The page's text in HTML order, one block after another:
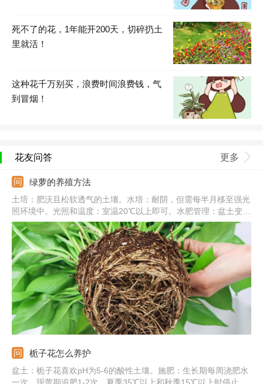
死不了的花，1年能开200天，切碎扔土
里就活！
这种花千万别买，浪费时间浪费钱，气
到冒烟！
花友问答 更多
绿萝的养殖方法
土培：肥沃且松软透气的土壤。水培：耐阴，但需每半月移至强光
照环境中。光照和温度：室温20℃以上即可。水肥管理：盆土变干
需要及时浇水，一次浇透，秋冬减少浇水和施肥。常见病害：炭疽
病、根腐病、叶斑病。
栀子花怎么养护
盆土：栀子花喜欢pH为5-6的酸性土壤。施肥：生长期每周浇肥水